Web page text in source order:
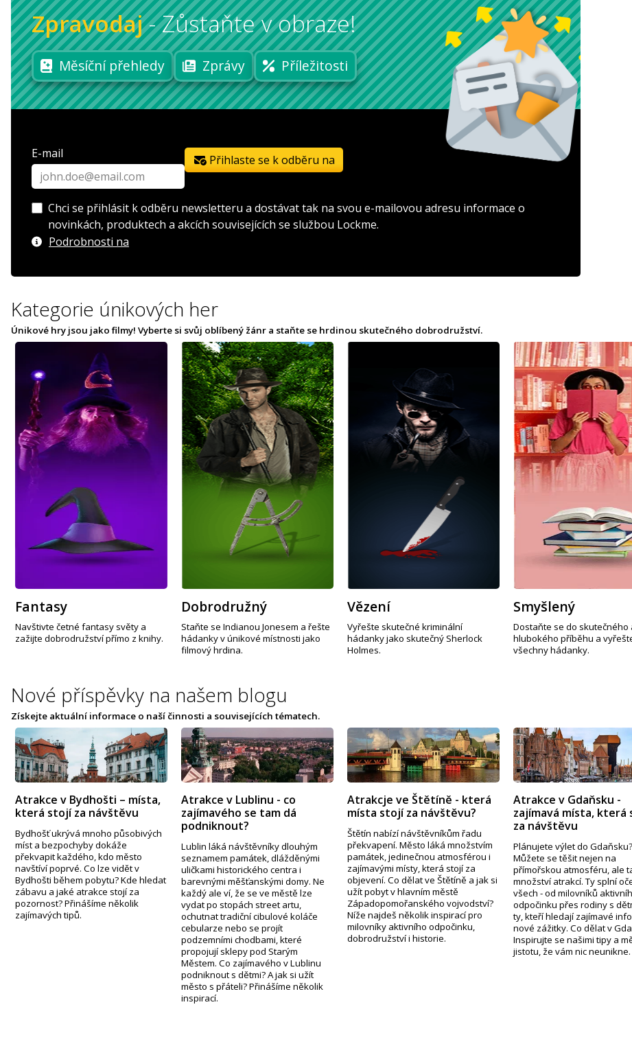
Zpravodaj -Zůstaňte v obraze!
Měsíční přehledy Zprávy Příležitosti
E-mail Přihlaste se k odběru na
Chci se přihlásit k odběru newsletteru a dostávat tak na svou e-mailovou adresu informace o
novinkách, produktech a akcích souvisejících se službou Lockme.
Podrobnosti na
Kategorie únikových her
Únikové hry jsou jako filmy! Vyberte si svůj oblíbený žánr a staňte se hrdinou skutečného dobrodružství.
Fantasy
Navštivte četné fantasy světy a
zažijte dobrodružství přímo z knihy.
Dobrodružný
Staňte se Indianou Jonesem a řešte
hádanky v únikové místnosti jako
filmový hrdina.
Vězení
Vyřešte skutečné kriminální
hádanky jako skutečný Sherlock
Holmes.
Smyšlený
Dostaňte se do skutečného
hlubokého příběhu a
všechny hádanky.
Nové příspěvky na našem blogu
Získejte aktuální informace o naší činnosti a souvisejících tématech.
Atrakce v Bydhošti – místa,
která stojí za návštěvu
Bydhošť ukrývá mnoho působivých
míst a bezpochyby dokáže
překvapit každého, kdo město
navštíví poprvé. Co lze vidět v
Bydhošti během pobytu? Kde hledat
zábavu a jaké atrakce stojí za
pozornost? Přinášíme několik
zajímavých tipů.
Atrakce v Lublinu - co
zajímavého se tam dá
podniknout?
Lublin láká návštěvníky dlouhým
seznamem památek, dlážděnými
uličkami historického centra i
barevnými měšťanskými domy. Ne
každý ale ví, že se ve městě lze
vydat po stopách street artu,
ochutnat tradiční cibulové koláče
cebularze nebo se projít
podzemními chodbami, které
propojují sklepy pod Starým
Městem. Co zajímavého v Lublinu
podniknout s dětmi? A jak si užít
město s přáteli? Přinášíme několik
inspirací.
Atrakcje ve Štětíně - která
místa stojí za návštěvu?
Štětín nabízí návštěvníkům řadu
překvapení. Město láká množstvím
památek, jedinečnou atmosférou i
zajímavými místy, která stojí za
objevení. Co dělat ve Štětíně a jak si
užít pobyt v hlavním městě
Západopomořanského vojvodství?
Níže najdeš několik inspirací pro
milovníky aktivního odpočinku,
dobrodružství i historie.
Atrakce v Gdaňsku -
zajímavá místa, která
za návštěvu
Plánujete výlet do Gdaňsku?
Můžete se těšit nejen na
přímořskou atmosféru, ale
množství atrakcí. Ty splní
všech - od milovníků
odpočinku přes rodiny s
ty, kteří hledají zajímavé
nové zážitky. Co dělat v
Inspirujte se našimi tipy a
jistotu, že vám nic neunikne.